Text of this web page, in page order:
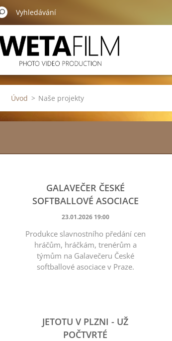
Úvod > Naše projekty
GALAVEČER ČESKÉ
SOFTBALLOVÉ ASOCIACE
23.01.2026 19:00
Produkce slavnostního předání cen
hráčům, hráčkám, trenérům a
týmům na Galavečeru České
softballové asociace v Praze.
JETOTU V PLZNI - UŽ
POČTVRTÉ